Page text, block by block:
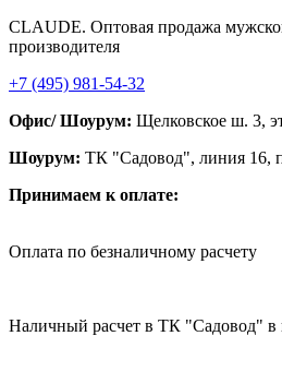
CLAUDE. Оптовая продажа
производителя
+7 (495) 981-54-32
Офис/ Шоурум: Щелковское ш. 3,
Шоурум: ТК "Садовод", линия 16,
Принимаем к оплате:
Оплата по безналичному расчету
Наличный расчет в ТК "Садовод" в